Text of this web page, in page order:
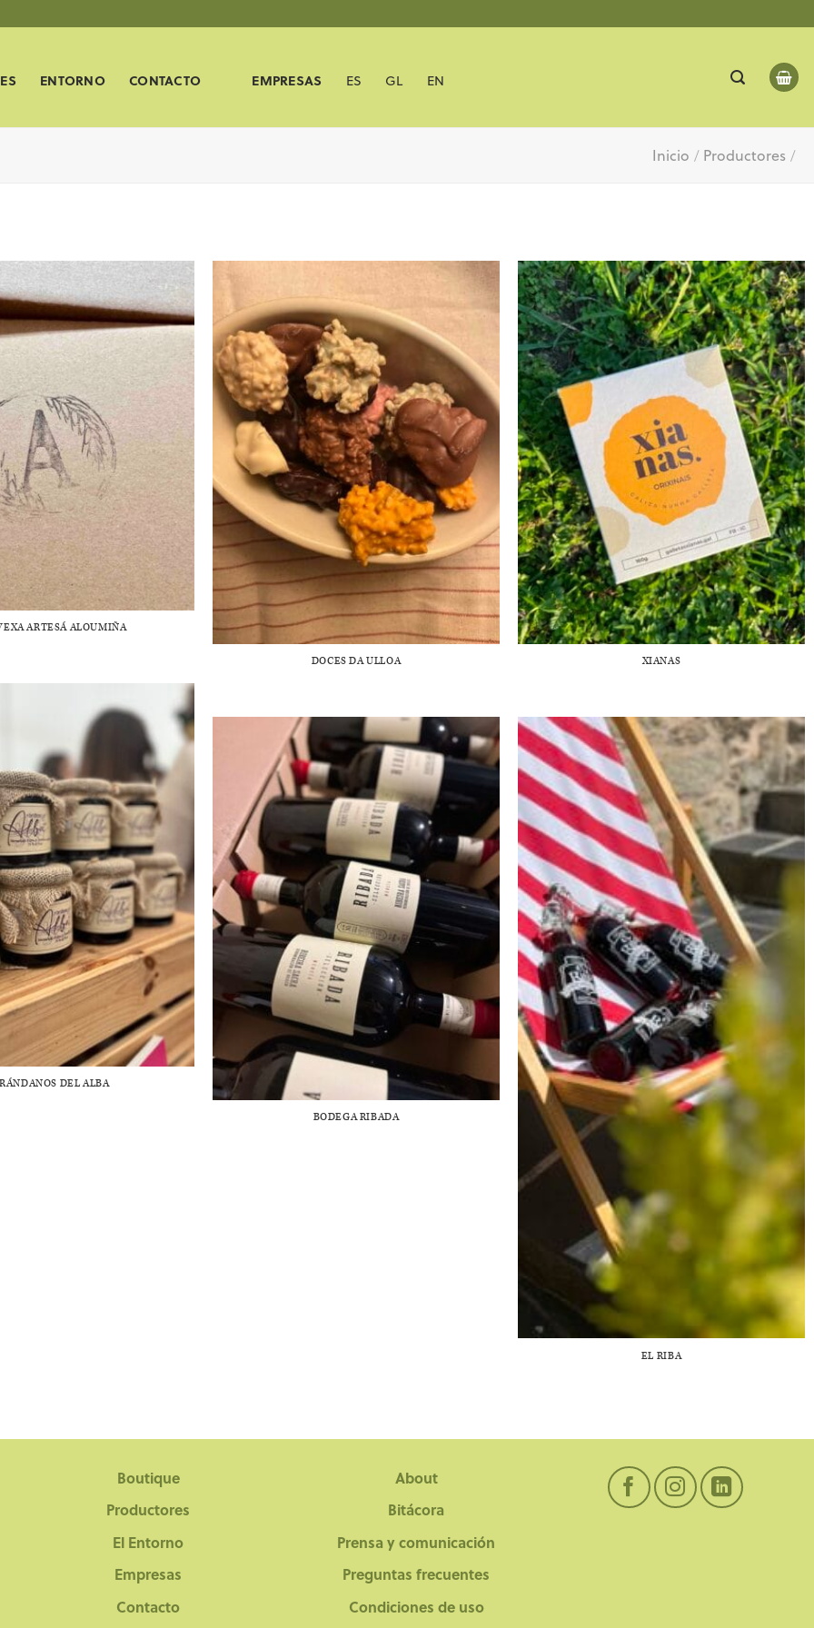
ENTORNO CONTACTO EMPRESAS ES GL EN
Inicio / Productores /
ARTESÁ ALOUMIÑA
DOCES DA ULLOA XIANAS
DEL ALBA
BODEGA RIBADA
EL RIBA
Boutique
Productores
El Entorno
Empresas
Contacto
About
Bitácora
Prensa y comunicación
Preguntas frecuentes
Condiciones de uso